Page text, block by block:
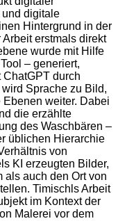
digitale
Hintergrund in der
erstmals direkt
wurde mit Hilfe
– generiert,
durch
Sprache zu Bild,
weiter. Dabei
die erzählte
des Waschbären –
üblichen Hierarchie
von
KI erzeugten Bilder,
als auch den Ort von
Timischls Arbeit
im Kontext der
Malerei vor dem